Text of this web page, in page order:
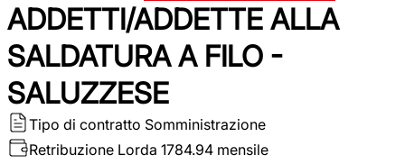
ADDETTI/ADDETTE ALLA
SALDATURA A FILO -
SALUZZESE
Tipo di contratto Somministrazione
Retribuzione Lorda 1784.94 mensile